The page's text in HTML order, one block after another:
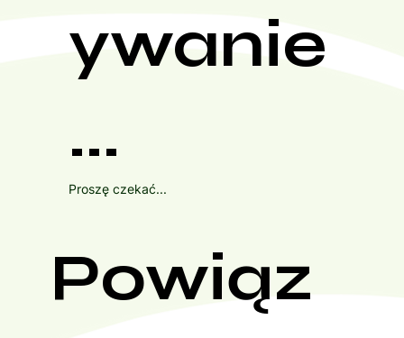
ywanie
...
Proszę czekać...
Powiąz